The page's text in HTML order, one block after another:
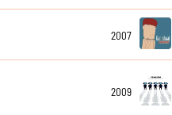
2007
2009